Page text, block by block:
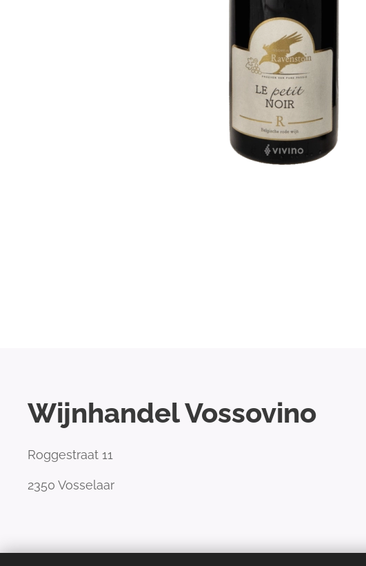
Wijnhandel Vossovino
Roggestraat 11
2350 Vosselaar